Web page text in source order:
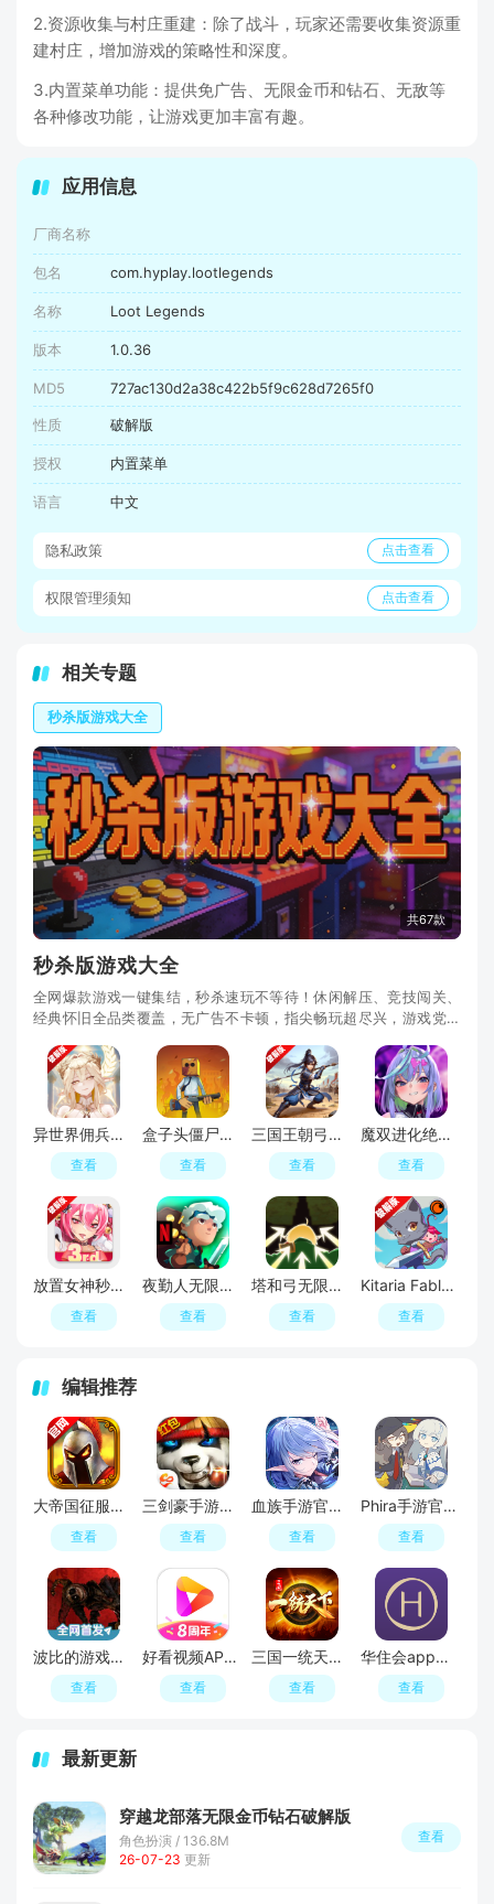
2.资源收集与村庄重建：除了战斗，玩家还需要收集资源重
建村庄，增加游戏的策略性和深度。
3.内置菜单功能：提供免广告、无限金币和钻石、无敌等
各种修改功能，让游戏更加丰富有趣。
应用信息
厂商名称
包名 com.hyplay.lootlegends
名称 Loot Legends
版本 1.0.36
MD5 727ac130d2a38c422b5f9c628d7265f0
性质 破解版
授权 内置菜单
语言 中文
隐私政策 点击查看
权限管理须知 点击查看
相关专题
秒杀版游戏大全
共67款
秒杀版游戏大全
全网爆款游戏一键集结，秒杀速玩不等待！休闲解压、竞技闯关、
经典怀旧全品类覆盖，无广告不卡顿，指尖畅玩超尽兴，游戏党私
异世界佣兵团养成记内置修改器手机版
查看
盒子头僵尸必须死辅助菜单版
查看
三国王朝弓手内购破解版最新版
查看
魔双进化绝境生存无限经验(DeviDeviSurvivor)
查看
放置女神秒杀无敌版破解版
查看
夜勤人无限金币破解版
查看
塔和弓无限金币钻石破解版
查看
Kitaria Fables奇塔利亚童话无限金钱破解版
查看
编辑推荐
大帝国征服者官方正版最新版
查看
三剑豪手游官方正版
查看
血族手游官方正版
查看
Phira手游官方安卓版
查看
波比的游戏时间6官方正版
查看
好看视频APP官方最新版
查看
三国一统天下手游官服
查看
华住会app官方安卓版
查看
最新更新
穿越龙部落无限金币钻石破解版
角色扮演 / 136.8M
26-07-23 更新
查看